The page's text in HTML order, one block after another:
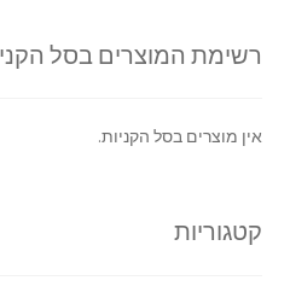
רשימת המוצרים בסל
אין מוצרים בסל הקניות.
קטגוריות